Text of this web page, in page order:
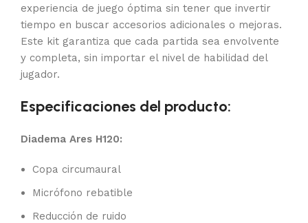
experiencia de juego óptima sin tener que invertir
tiempo en buscar accesorios adicionales o mejoras.
Este kit garantiza que cada partida sea envolvente
y completa, sin importar el nivel de habilidad del
jugador.
Especificaciones del producto:
Diadema Ares H120:
Copa circumaural
Micrófono rebatible
Reducción de ruido